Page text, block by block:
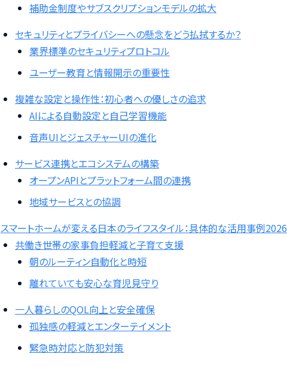
補助金制度やサブスクリプションモデルの拡大
セキュリティとプライバシーへの懸念をどう払拭するか？
業界標準のセキュリティプロトコル
ユーザー教育と情報開示の重要性
複雑な設定と操作性：初心者への優しさの追求
AIによる自動設定と自己学習機能
音声UIとジェスチャーUIの進化
サービス連携とエコシステムの構築
オープンAPIとプラットフォーム間の連携
地域サービスとの協調
スマートホームが変える日本のライフスタイル：具体的な活用事例2026
共働き世帯の家事負担軽減と子育て支援
朝のルーティン自動化と時短
離れていても安心な育児見守り
一人暮らしのQOL向上と安全確保
孤独感の軽減とエンターテイメント
緊急時対応と防犯対策